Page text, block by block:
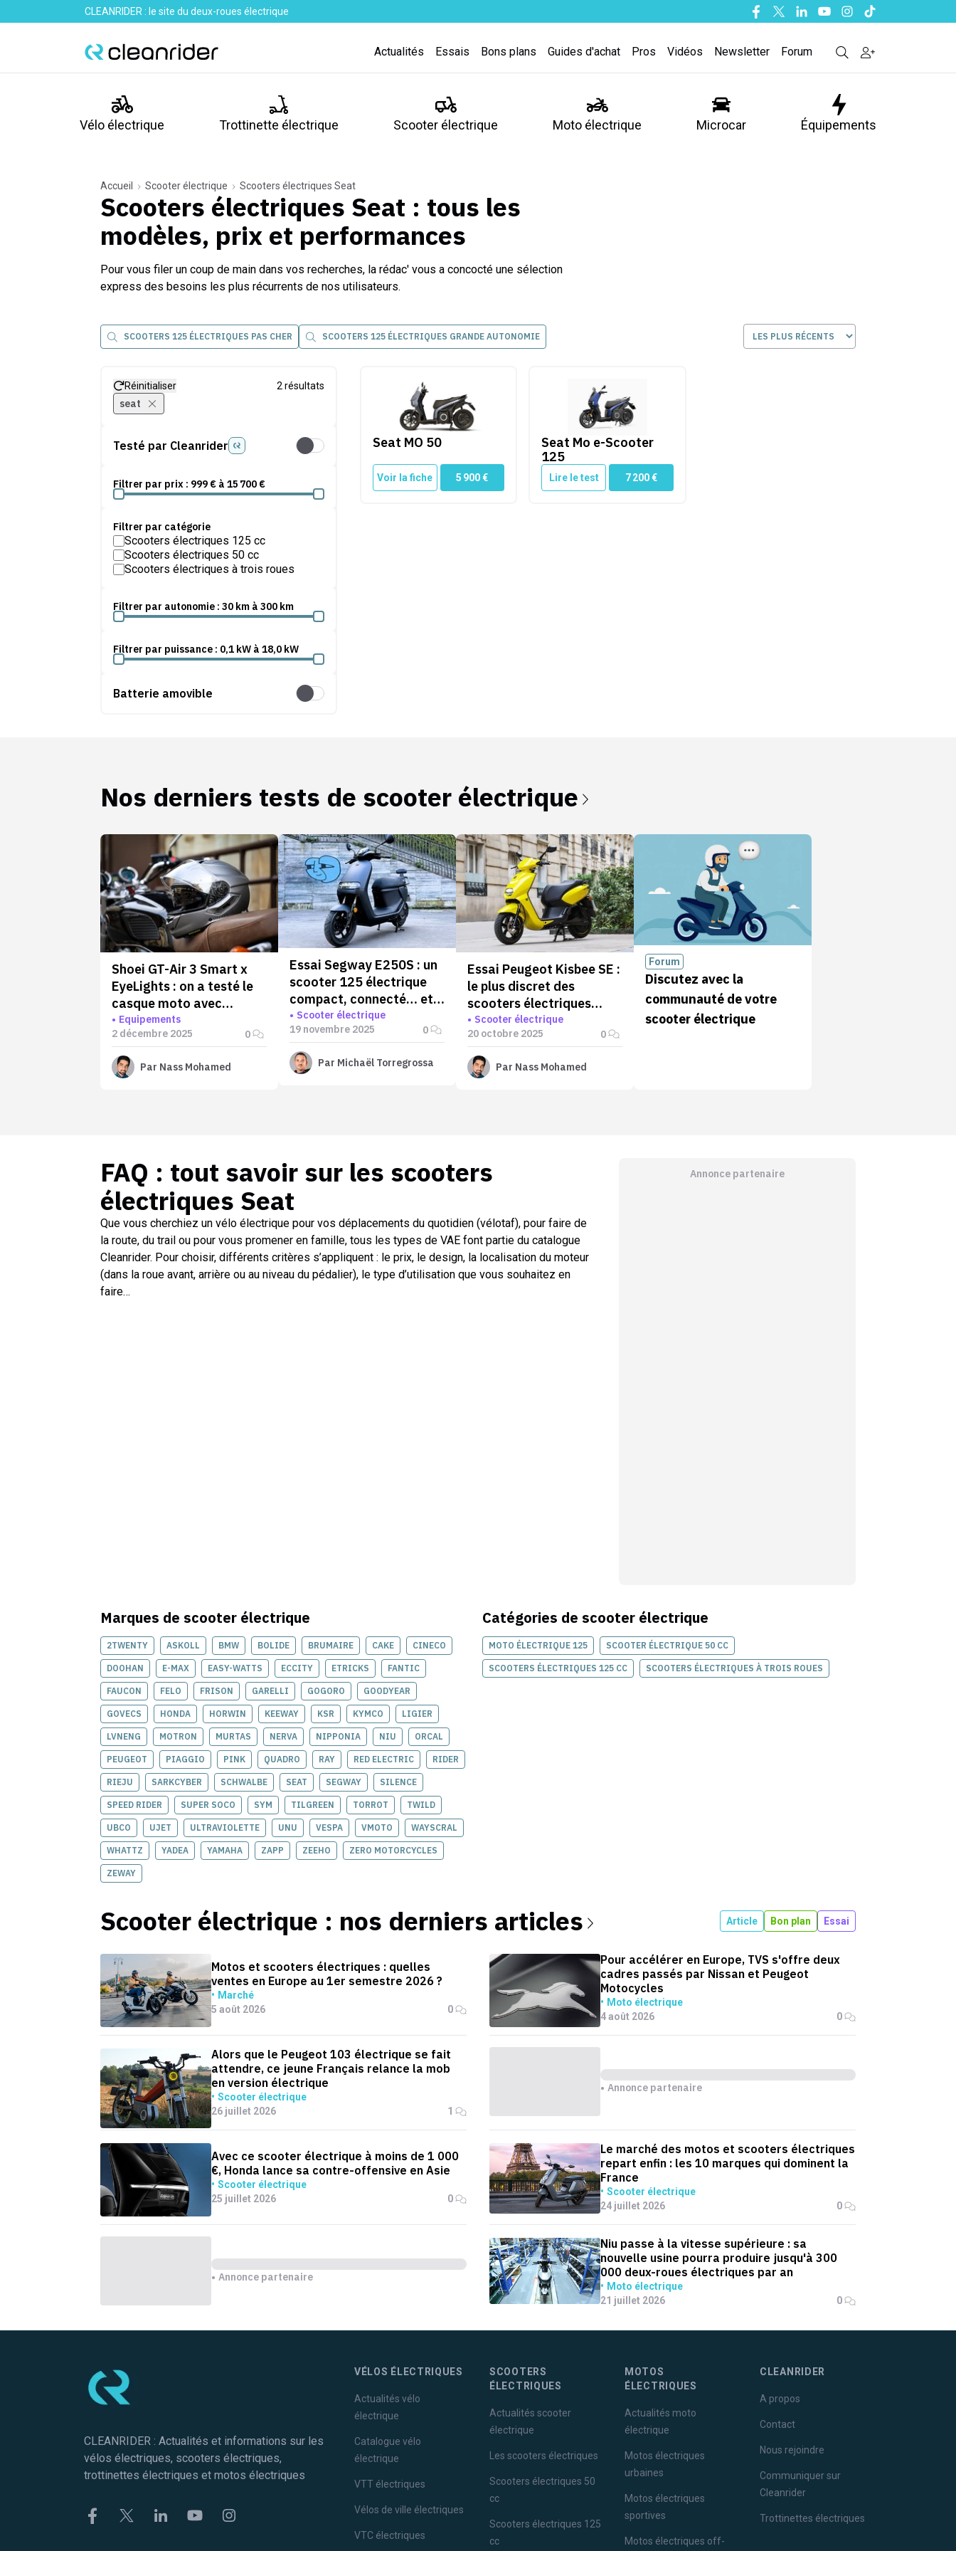
CLEANRIDER : le site du deux-roues électrique Facebook
TwitterLinkedinYoutubeInstagram
Tiktok
Actualités Essais Bons plans Guides d'achat Pros Vidéos Newsletter Forum
Vélo électrique Trottinette électrique Scooter électrique Moto électrique Microcar Équipements
Accueil Scooter électrique Scooters électriques Seat
Scooters électriques Seat : tous les
modèles, prix et performances
Pour vous filer un coup de main dans vos recherches, la rédac' vous a concocté une sélection
express des besoins les plus récurrents de nos utilisateurs.
SCOOTERS 125 ÉLECTRIQUES PAS CHER SCOOTERS 125 ÉLECTRIQUES GRANDE AUTONOMIE
Réinitialiser 2 résultats
seat
Testé par Cleanrider Testé par Cleanrider
Filtrer par prix : 999 € à 15 700 €
Filtrer par catégorie
Scooters électriques 125 cc
Scooters électriques 50 cc
Scooters électriques à trois roues
Filtrer par autonomie : 30 km à 300 km
Filtrer par puissance : 0,1 kW à 18,0 kW
Batterie amovible Batterie amovible
Seat MO 50
Seat MO 50
Voir la fiche 5 900€
Seat Mo e-Scooter 125
Seat Mo e-Scooter
125
Lire le test 7 200€
Nos derniers tests de scooter électrique
Shoei GT-Air 3 Smart x
EyeLights : on a testé le
casque moto avec
affichage tête haute en
avant-première !
Equipements
2 décembre 2025
0
Par Nass Mohamed
Essai Segway E250S : un
scooter 125 électrique
compact, connecté… et
étonnamment sérieux
Scooter électrique
19 novembre 2025
0
Par Michaël Torregrossa
Essai Peugeot Kisbee SE :
le plus discret des
scooters électriques
équivalent 50 ?
Scooter électrique
20 octobre 2025
0
Par Nass Mohamed
Forum
Discutez avec la
communauté de votre
scooter électrique
FAQ : tout savoir sur les scooters
électriques Seat
Que vous cherchiez un vélo électrique pour vos déplacements du quotidien (vélotaf), pour faire de
la route, du trail ou pour vous promener en famille, tous les types de VAE font partie du catalogue
Cleanrider. Pour choisir, différents critères s’appliquent : le prix, le design, la localisation du moteur
(dans la roue avant, arrière ou au niveau du pédalier), le type d’utilisation que vous souhaitez en
faire…
Annonce partenaire
Marques de scooter électrique
2TWENTY ASKOLL BMW BOLIDE BRUMAIRE CAKE CINECO
DOOHAN E-MAX EASY-WATTS ECCITY ETRICKS FANTIC
FAUCON FELO FRISON GARELLI GOGORO GOODYEAR
GOVECS HONDA HORWIN KEEWAY KSR KYMCO LIGIER
LVNENG MOTRON MURTAS NERVA NIPPONIA NIU ORCAL
PEUGEOT PIAGGIO PINK QUADRO RAY RED ELECTRIC RIDER
RIEJU SARKCYBER SCHWALBE SEAT SEGWAY SILENCE
SPEED RIDER SUPER SOCO SYM TILGREEN TORROT TWILD
UBCO UJET ULTRAVIOLETTE UNU VESPA VMOTO WAYSCRAL
WHATTZ YADEA YAMAHA ZAPP ZEEHO ZERO MOTORCYCLES
ZEWAY
Catégories de scooter électrique
MOTO ÉLECTRIQUE 125 SCOOTER ÉLECTRIQUE 50 CC
SCOOTERS ÉLECTRIQUES 125 CC SCOOTERS ÉLECTRIQUES À TROIS ROUES
Scooter électrique : nos derniers articles Article Bon plan Essai
Motos et scooters électriques : quelles
ventes en Europe au 1er semestre 2026 ?
Marché
5 août 2026
0
Pour accélérer en Europe, TVS s'offre deux
cadres passés par Nissan et Peugeot
Motocycles
Moto électrique
4 août 2026
0
Alors que le Peugeot 103 électrique se fait
attendre, ce jeune Français relance la mob
en version électrique
Scooter électrique
26 juillet 2026
1
Annonce partenaire
Avec ce scooter électrique à moins de 1 000
€, Honda lance sa contre-offensive en Asie
Scooter électrique
25 juillet 2026
0
Le marché des motos et scooters électriques
repart enfin : les 10 marques qui dominent la
France
Scooter électrique
24 juillet 2026
0
Annonce partenaire
Niu passe à la vitesse supérieure : sa
nouvelle usine pourra produire jusqu'à 300
000 deux-roues électriques par an
Moto électrique
21 juillet 2026
0
CLEANRIDER : Actualités et informations sur les
vélos électriques, scooters électriques,
trottinettes électriques et motos électriques
FacebookTwitter LinkekinYoutubeInstagram
VÉLOS ÉLECTRIQUES
Actualités vélo
électrique
Catalogue vélo
électrique
VTT électriques
Vélos de ville électriques
VTC électriques
SCOOTERS
ÉLECTRIQUES
Actualités scooter
électrique
Les scooters électriques
Scooters électriques 50
cc
Scooters électriques 125
cc
MOTOS
ÉLECTRIQUES
Actualités moto
électrique
Motos électriques
urbaines
Motos électriques
sportives
Motos électriques off-
CLEANRIDER
A propos
Contact
Nous rejoindre
Communiquer sur
Cleanrider
Trottinettes électriques